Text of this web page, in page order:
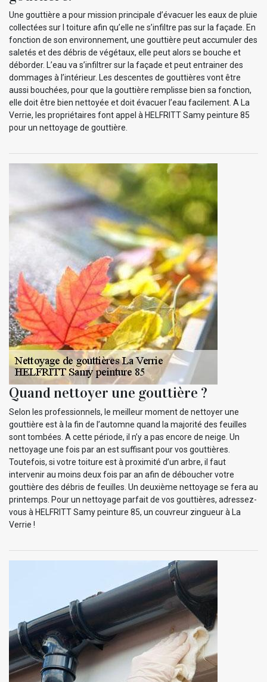
Une gouttière a pour mission principale d’évacuer les eaux de pluie
collectées sur l toiture afin qu’elle ne s’infiltre pas sur la façade. En
fonction de son environnement, une gouttière peut accumuler des
saletés et des débris de végétaux, elle peut alors se bouche et
déborder. L’eau va s’infiltrer sur la façade et peut entrainer des
dommages à l’intérieur. Les descentes de gouttières vont être
aussi bouchées, pour que la gouttière remplisse bien sa fonction,
elle doit être bien nettoyée et doit évacuer l’eau facilement. A La
Verrie, les propriétaires font appel à HELFRITT Samy peinture 85
pour un nettoyage de gouttière.
Quand nettoyer une gouttière ?
Selon les professionnels, le meilleur moment de nettoyer une
gouttière est à la fin de l’automne quand la majorité des feuilles
sont tombées. A cette période, il n’y a pas encore de neige. Un
nettoyage une fois par an est suffisant pour vos gouttières.
Toutefois, si votre toiture est à proximité d’un arbre, il faut
intervenir au moins deux fois par an afin de déboucher votre
gouttière des débris de feuilles. Un deuxième nettoyage se fera au
printemps. Pour un nettoyage parfait de vos gouttières, adressez-
vous à HELFRITT Samy peinture 85, un couvreur zingueur à La
Verrie !